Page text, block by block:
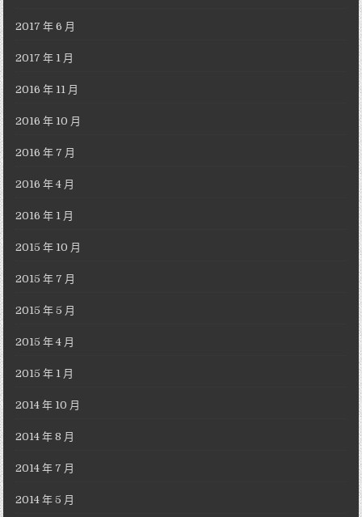
2017 年 6 月
2017 年 1 月
2016 年 11 月
2016 年 10 月
2016 年 7 月
2016 年 4 月
2016 年 1 月
2015 年 10 月
2015 年 7 月
2015 年 5 月
2015 年 4 月
2015 年 1 月
2014 年 10 月
2014 年 8 月
2014 年 7 月
2014 年 5 月